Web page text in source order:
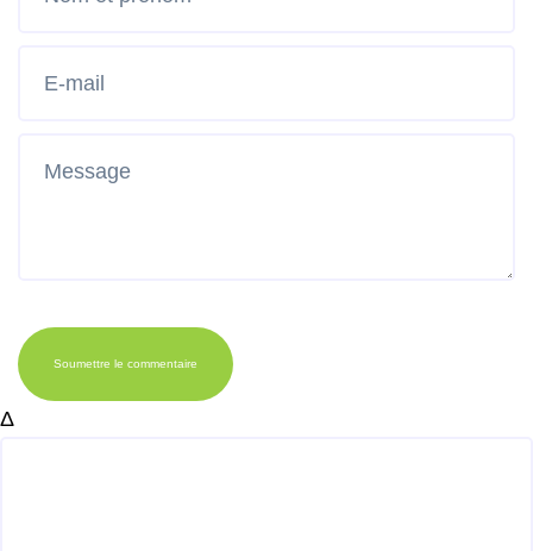
Soumettre le commentaire
Δ